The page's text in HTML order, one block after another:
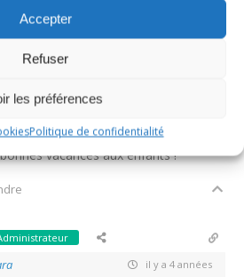
Accepter
Refuser
les préférences
Politique de confidentialité
je suis lourde mais c’est
vacances aux enfants !
il y a 4 années